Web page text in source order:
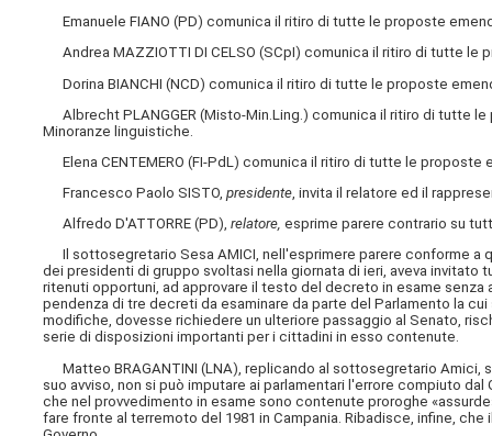
Emanuele FIANO (PD) comunica il ritiro di tutte le proposte
Andrea MAZZIOTTI DI CELSO (SCpI) comunica il ritiro di tutte
Dorina BIANCHI (NCD) comunica il ritiro di tutte le proposte
Albrecht PLANGGER (Misto-Min.Ling.) comunica il ritiro di tutte
Minoranze linguistiche.
Elena CENTEMERO (FI-PdL) comunica il ritiro di tutte le
Francesco Paolo SISTO,presidente, invita il relatore ed il
Alfredo D'ATTORRE (PD),relatore,esprime parere contrario su
Il sottosegretario Sesa AMICI, nell'esprimere parere conforme a
dei presidenti di gruppo svoltasi nella giornata di ieri, aveva
ritenuti opportuni, ad approvare il testo del decreto in esame
pendenza di tre decreti da esaminare da parte del Parlamento la
modifiche, dovesse richiedere un ulteriore passaggio al Senato,
serie di disposizioni importanti per i cittadini in esso contenute.
Matteo BRAGANTINI (LNA), replicando al sottosegretario Amici,
suo avviso, non si può imputare ai parlamentari l'errore compiuto
che nel provvedimento in esame sono contenute proroghe
fare fronte al terremoto del 1981 in Campania.Ribadisce, infine, che